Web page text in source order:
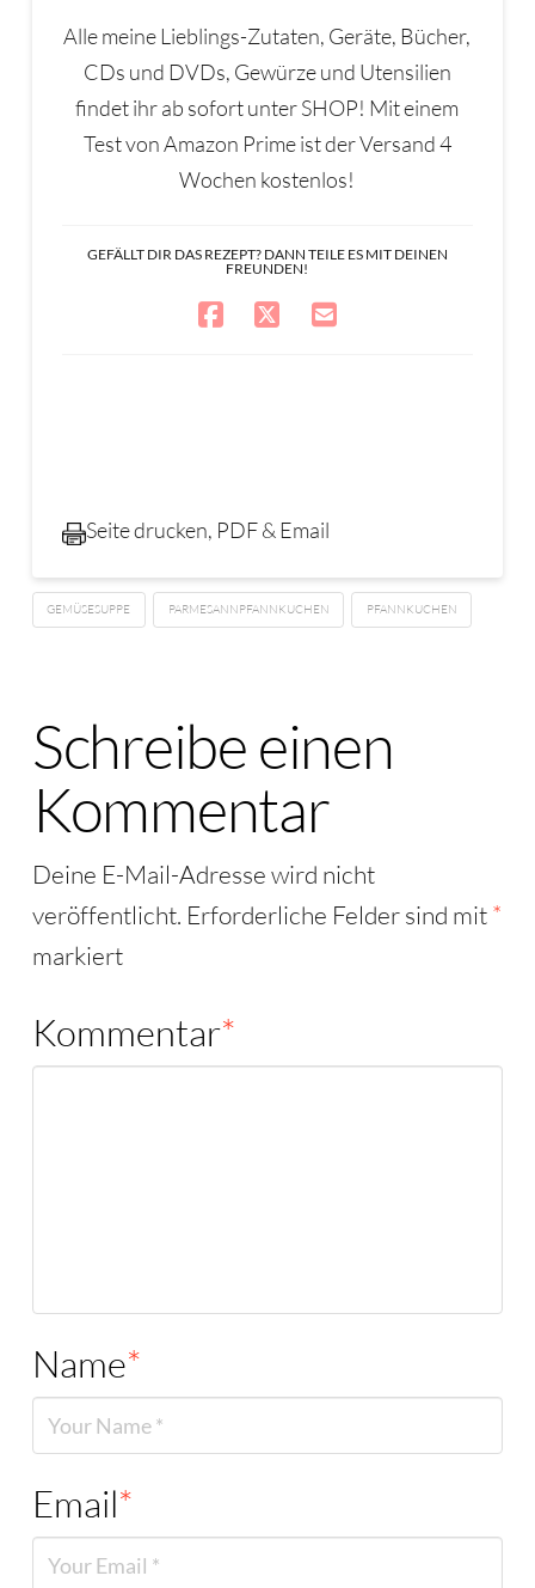
Alle meine Lieblings-Zutaten, Geräte, Bücher,
CDs und DVDs, Gewürze und Utensilien
findet ihr ab sofort unter SHOP! Mit einem
Test von Amazon Prime ist der Versand 4
Wochen kostenlos!
GEFÄLLT DIR DAS REZEPT? DANN TEILE ES MIT DEINEN
FREUNDEN!
Seite drucken, PDF & Email
GEMÜSESUPPE PARMESANNPFANNKUCHEN PFANNKUCHEN
Schreibe einen
Kommentar
Deine E-Mail-Adresse wird nicht
veröffentlicht. Erforderliche Felder sind mit*
markiert
Kommentar*
Name*
Email*